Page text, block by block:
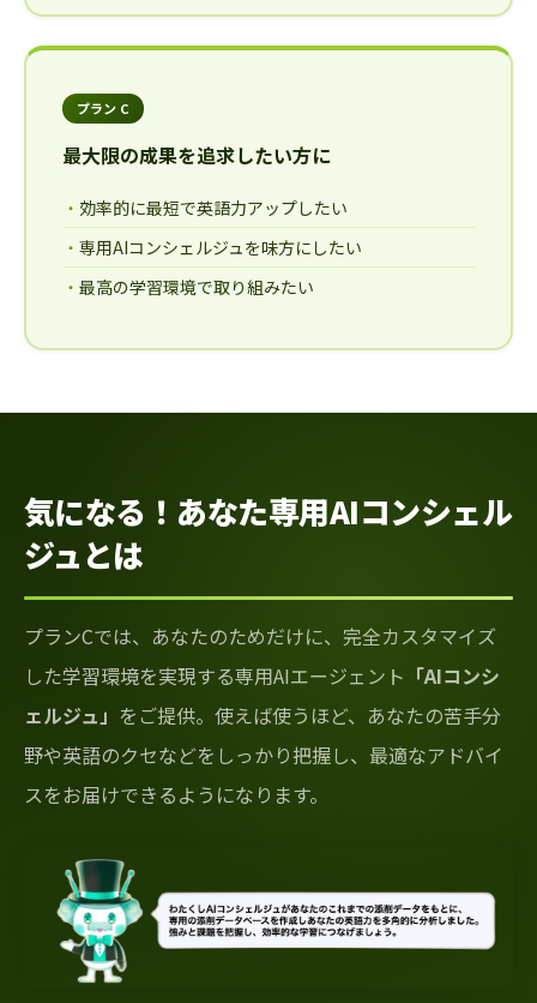
プラン C
最大限の成果を追求したい方に
効率的に最短で英語力アップしたい
専用AIコンシェルジュを味方にしたい
最高の学習環境で取り組みたい
気になる！あなた専用AIコンシェル
ジュとは
プランCでは、あなたのためだけに、完全カスタマイズ
した学習環境を実現する専用AIエージェント 「AIコンシ
ェルジュ」 をご提供。使えば使うほど、あなたの苦手分
野や英語のクセなどをしっかり把握し、最適なアドバイ
スをお届けできるようになります。